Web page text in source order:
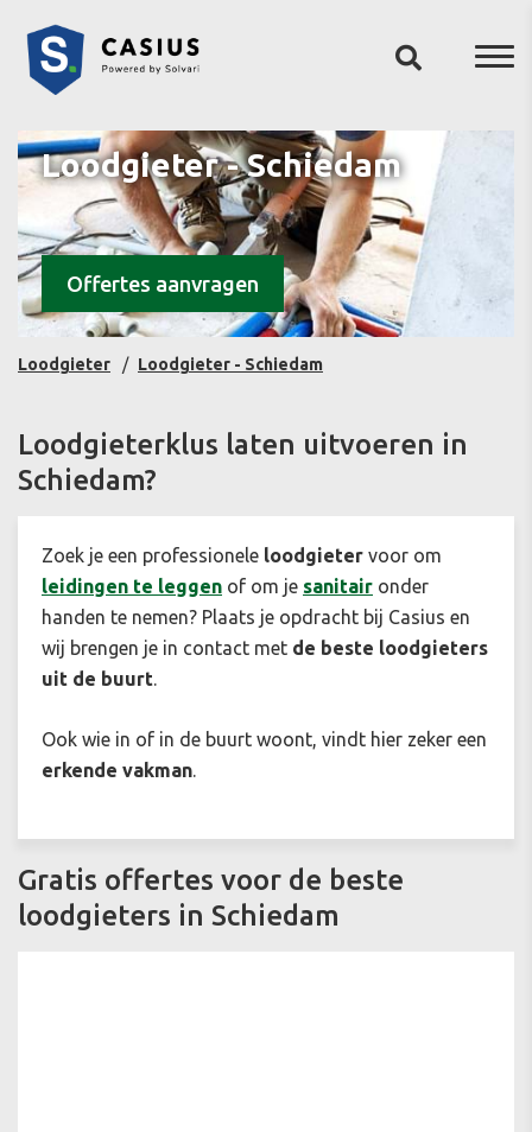
Loodgieter - Schiedam
Offertes aanvragen
Loodgieter Loodgieter - Schiedam
Loodgieterklus laten uitvoeren in
Schiedam?
Zoek je een professionele loodgieter voor om
leidingen te leggen of om je sanitair onder
handen te nemen? Plaats je opdracht bij Casius en
wij brengen je in contact met de beste loodgieters
uit de buurt.
Ook wie in of in de buurt woont, vindt hier zeker een
erkende vakman.
Gratis offertes voor de beste
loodgieters in Schiedam